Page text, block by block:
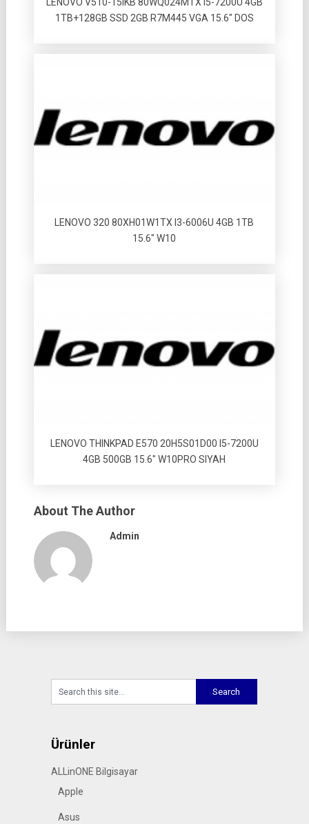
1TB+128GB SSD 2GB R7M445 VGA 15.6″ DOS
LENOVO 320 80XH01W1TX I3-6006U 4GB 1TB
15.6″ W10
LENOVO THINKPAD E570 20H5S01D00 I5-7200U
4GB 500GB 15.6″ W10PRO SIYAH
About The Author
Admin
Ürünler
ALLinONE Bilgisayar
Apple
Asus